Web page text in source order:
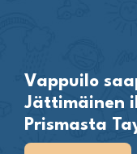
Vappuilo
Jättimäinen
Prismasta